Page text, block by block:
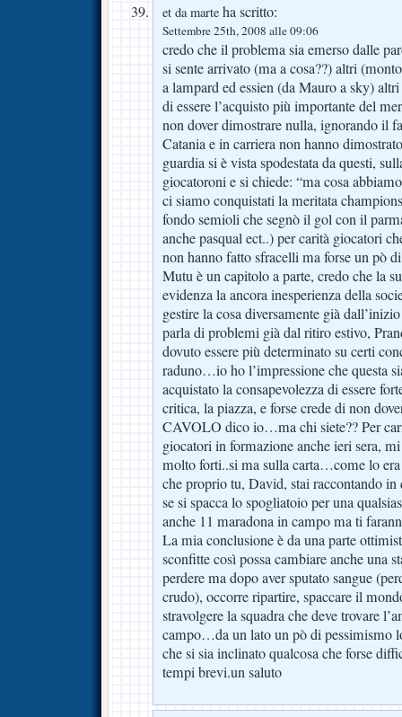
et da marte ha scritto:
Settembre 25th, 2008 alle 09:06
credo che il problema sia emerso dalle
si sente arrivato (ma a cosa??) altri
a lampard ed essien (da Mauro a sky)
di essere l’acquisto più importante del
non dover dimostrare nulla, ignorando il
Catania e in carriera non hanno
guardia si è vista spodestata da questi,
giocatoroni e si chiede: “ma cosa
ci siamo conquistati la meritata
fondo semioli che segnò il gol con il
anche pasqual ect..) per carità giocatori
non hanno fatto sfracelli ma forse un pò
Mutu è un capitolo a parte, credo che la
evidenza la ancora inesperienza della
gestire la cosa diversamente già
parla di problemi già dal ritiro estivo,
dovuto essere più determinato su certi
raduno…io ho l’impressione che questa
acquistato la consapevolezza di essere
critica, la piazza, e forse crede di non
CAVOLO dico io…ma chi siete?? Per
giocatori in formazione anche ieri sera,
molto forti..si ma sulla carta…come lo
che proprio tu, David, stai raccontando
se si spacca lo spogliatoio per una
anche 11 maradona in campo ma ti
La mia conclusione è da una parte
sconfitte così possa cambiare anche una
perdere ma dopo aver sputato sangue
crudo), occorre ripartire, spaccare il
stravolgere la squadra che deve trovare
campo…da un lato un pò di pessimismo
che si sia inclinato qualcosa che forse
tempi brevi.un saluto